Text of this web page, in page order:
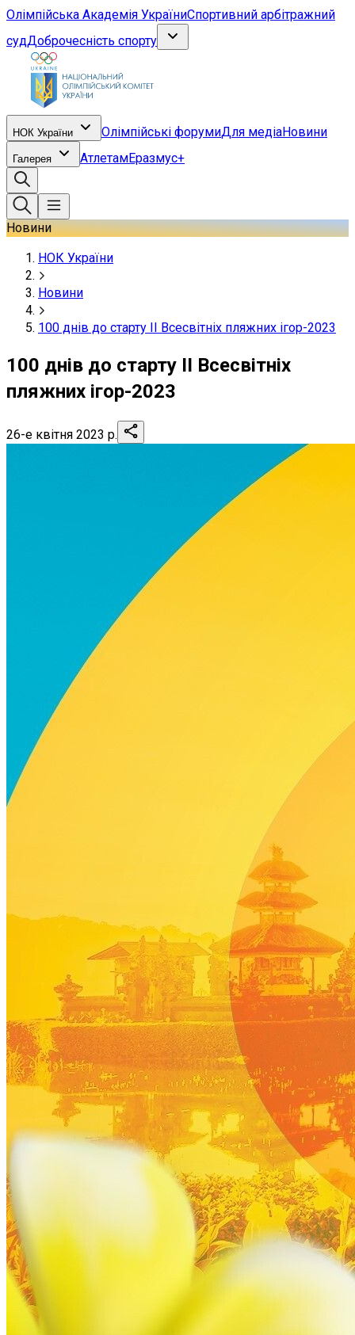
Олімпійська Академія УкраїниСпортивний арбітражний
судДоброчесність спорту
НОК України Олімпійські форумиДля медіаНовини
Галерея АтлетамЕразмус+
Новини
НОК України
Новини
100 днів до старту ІІ Всесвітніх пляжних ігор-2023
100 днів до старту ІІ Всесвітніх
пляжних ігор-2023
26-е квітня 2023 р.